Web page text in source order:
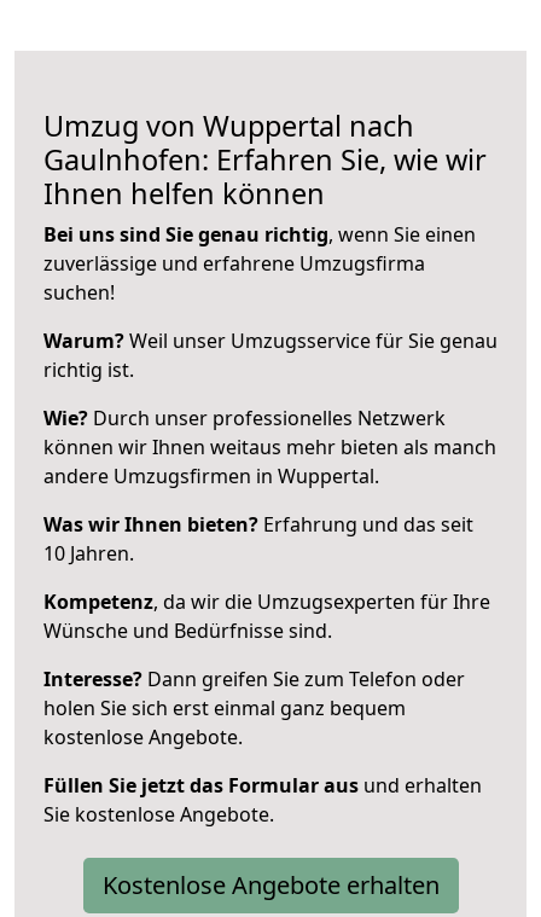
Umzug von Wuppertal nach
Gaulnhofen: Erfahren Sie, wie wir
Ihnen helfen können
Bei uns sind Sie genau richtig, wenn Sie einen
zuverlässige und erfahrene Umzugsfirma
suchen!
Warum?Weil unser Umzugsservice für Sie genau
richtig ist.
Wie? Durch unser professionelles Netzwerk
können wir Ihnen weitaus mehr bieten als manch
andere Umzugsfirmen in Wuppertal.
Was wir Ihnen bieten? Erfahrung und das seit
10 Jahren.
Kompetenz, da wir die Umzugsexperten für Ihre
Wünsche und Bedürfnisse sind.
Interesse? Dann greifen Sie zum Telefon oder
holen Sie sich erst einmal ganz bequem
kostenlose Angebote.
Füllen Sie jetzt das Formular aus und erhalten
Sie kostenlose Angebote.
Kostenlose Angebote erhalten